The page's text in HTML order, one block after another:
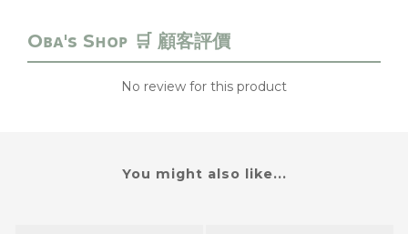
No review for this product
You might also like...